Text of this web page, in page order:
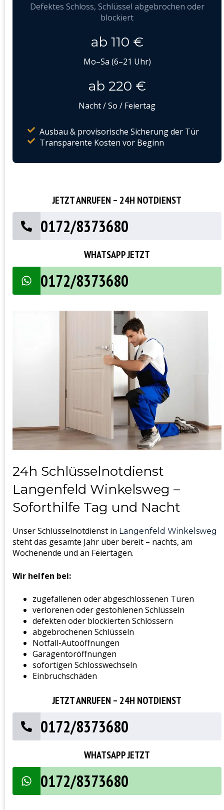
Defektes Schloss, Schlüssel abgebrochen oder
blockiert
ab 110 €
Mo–Sa (6–21 Uhr)
ab 220 €
Nacht / So / Feiertag
Ausbau & provisorische Sicherung der Tür
Transparente Kosten vor Beginn
JETZT ANRUFEN – 24H NOTDIENST
0172/8373680
WHATSAPP JETZT
0172/8373680
24h Schlüsselnotdienst
Langenfeld Winkelsweg –
Soforthilfe Tag und Nacht
Unser Schlüsselnotdienst in Langenfeld Winkelsweg
steht das gesamte Jahr über bereit – nachts, am
Wochenende und an Feiertagen.
Wir helfen bei:
zugefallenen oder abgeschlossenen Türen
verlorenen oder gestohlenen Schlüsseln
defekten oder blockierten Schlössern
abgebrochenen Schlüsseln
Notfall-Autoöffnungen
Garagentoröffnungen
sofortigen Schlosswechseln
Einbruchschäden
JETZT ANRUFEN – 24H NOTDIENST
0172/8373680
WHATSAPP JETZT
0172/8373680